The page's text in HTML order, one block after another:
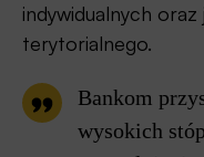
indywidualnych
terytorialnego.
Bankom
wysokich